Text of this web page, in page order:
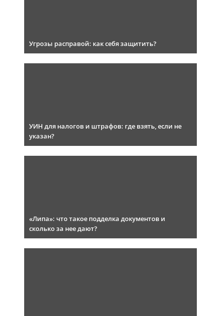
Угрозы расправой: как себя защитить?
УИН для налогов и штрафов: где взять, если не
указан?
«Липа»: что такое подделка документов и
сколько за нее дают?